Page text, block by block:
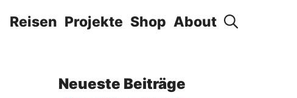
Reisen Projekte Shop About
Neueste Beiträge